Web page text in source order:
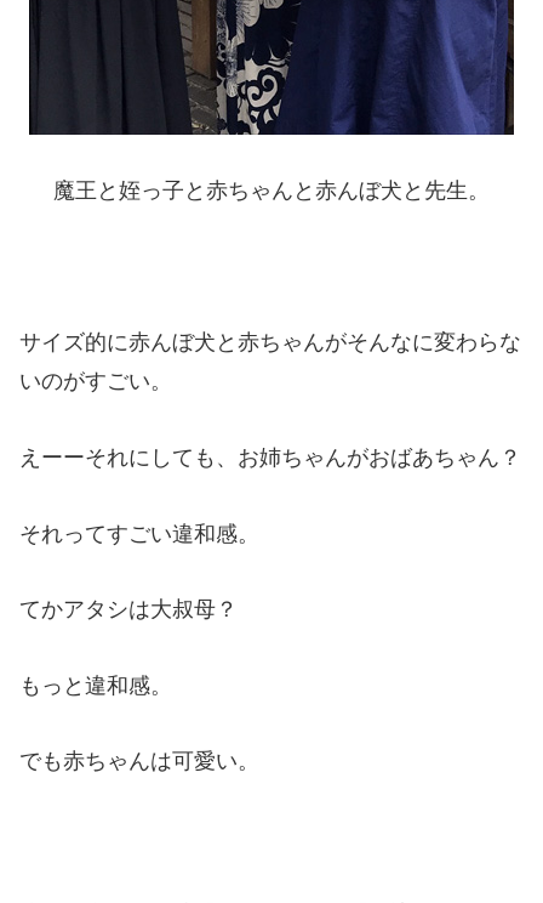
魔王と姪っ子と赤ちゃんと赤んぼ犬と先生。
サイズ的に赤んぼ犬と赤ちゃんがそんなに変わらな
いのがすごい。
えーーそれにしても、お姉ちゃんがおばあちゃん？
それってすごい違和感。
てかアタシは大叔母？
もっと違和感。
でも赤ちゃんは可愛い。